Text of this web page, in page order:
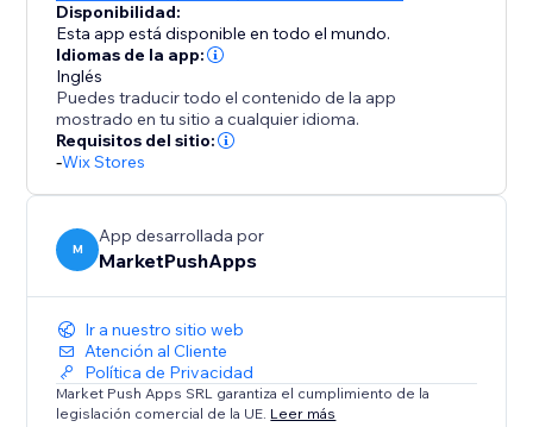
Disponibilidad:
Esta app está disponible en todo el mundo.
Idiomas de la app:
Inglés
Puedes traducir todo el contenido de la app
mostrado en tu sitio a cualquier idioma.
Requisitos del sitio:
-Wix Stores
M
App desarrollada por
MarketPushApps
Ir a nuestro sitio web
Atención al Cliente
Política de Privacidad
Market Push Apps SRL garantiza el cumplimiento de la
legislación comercial de la UE. Leer más